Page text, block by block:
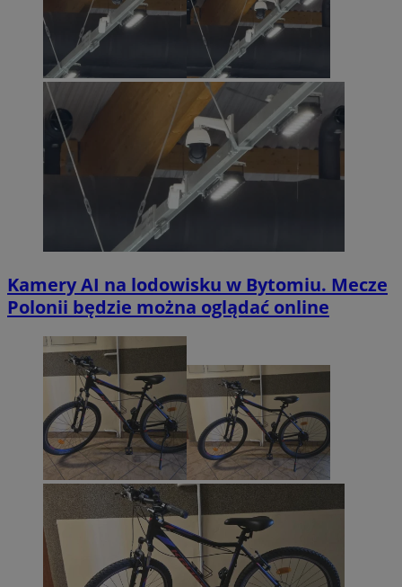
Kamery AI na lodowisku w Bytomiu. Mecze
Polonii będzie można oglądać online